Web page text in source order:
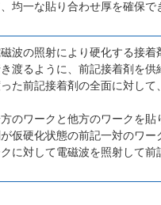
均一な貼り合わせ厚を確保
波の照射により硬化する接着
渡るように、前記接着剤を供
た前記接着剤の全面に対し
のワークと他方のワークを貼
仮硬化状態の前記一対のワー
に対して電磁波を照射して前